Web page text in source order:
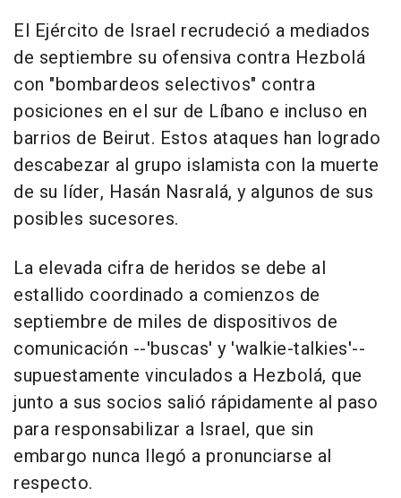
El Ejército de Israel recrudeció a mediados
de septiembre su ofensiva contra Hezbolá
con "bombardeos selectivos" contra
posiciones en el sur de Líbano e incluso en
barrios de Beirut. Estos ataques han logrado
descabezar al grupo islamista con la muerte
de su líder, Hasán Nasralá, y algunos de sus
posibles sucesores.
La elevada cifra de heridos se debe al
estallido coordinado a comienzos de
septiembre de miles de dispositivos de
comunicación --'buscas' y 'walkie-talkies'--
supuestamente vinculados a Hezbolá, que
junto a sus socios salió rápidamente al paso
para responsabilizar a Israel, que sin
embargo nunca llegó a pronunciarse al
respecto.